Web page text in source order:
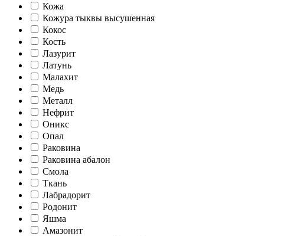
Кожа
Кожура тыквы высушенная
Кокос
Кость
Лазурит
Латунь
Малахит
Медь
Металл
Нефрит
Оникс
Опал
Раковина
Раковина абалон
Смола
Ткань
Лабрадорит
Родонит
Яшма
Амазонит